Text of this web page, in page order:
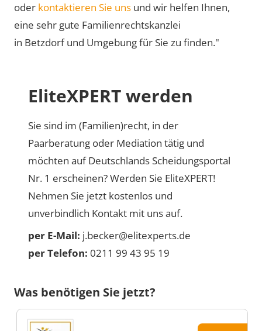
oder kontaktieren Sie uns und wir helfen Ihnen,
eine sehr gute Familienrechtskanzlei
in Betzdorf und Umgebung für Sie zu finden."
EliteXPERT werden
Sie sind im (Familien)recht, in der
Paarberatung oder Mediation tätig und
möchten auf Deutschlands Scheidungsportal
Nr. 1 erscheinen? Werden Sie EliteXPERT!
Nehmen Sie jetzt kostenlos und
unverbindlich Kontakt mit uns auf.
per E-Mail: j.becker@elitexperts.de
per Telefon: 0211 99 43 95 19
Was benötigen Sie jetzt?